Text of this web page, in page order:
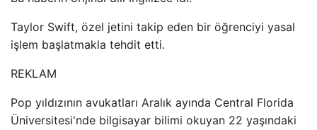
Taylor Swift, özel jetini takip eden bir öğrenciyi yasal
işlem başlatmakla tehdit etti.
REKLAM
Pop yıldızının avukatları Aralık ayında Central Florida
Üniversitesi'nde bilgisayar bilimi okuyan 22 yaşındaki